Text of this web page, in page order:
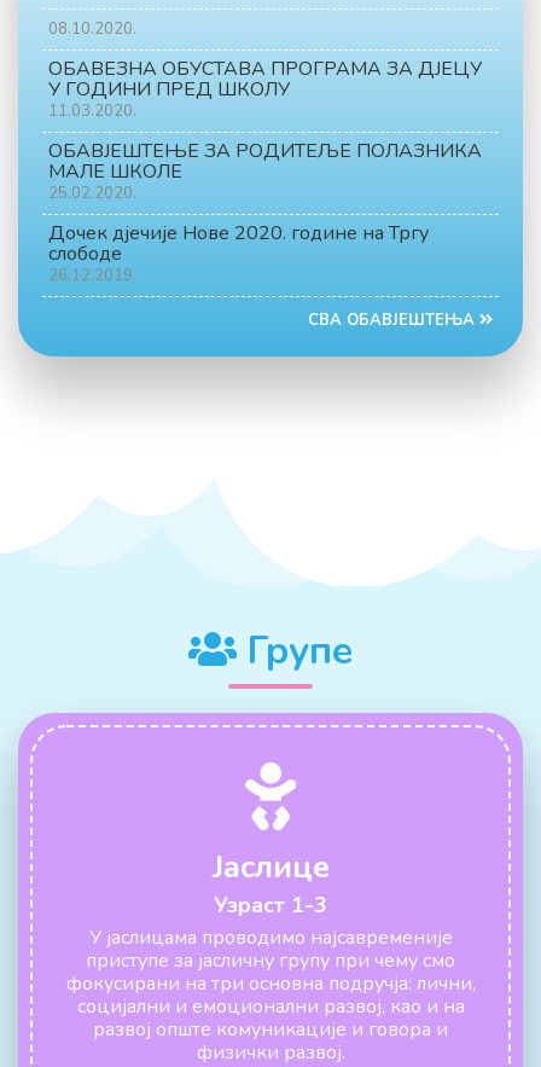
08.10.2020.
ОБАВЕЗНА ОБУСТАВА ПРОГРАМА ЗА ДЈЕЦУ
У ГОДИНИ ПРЕД ШКОЛУ
11.03.2020.
ОБАВЈЕШТЕЊЕ ЗА РОДИТЕЉЕ ПОЛАЗНИКА
МАЛЕ ШКОЛЕ
25.02.2020.
Дочек дјечије Нове 2020. године на Тргу
слободе
26.12.2019.
СВА ОБАВЈЕШТЕЊА
Групе
Јаслице
Узраст 1-3
У јаслицама проводимо најсавременије
приступе за јасличну групу при чему смо
фокусирани на три основна подручја: лични,
социјални и емоционални развој, као и на
развој опште комуникације и говора и
физички развој.